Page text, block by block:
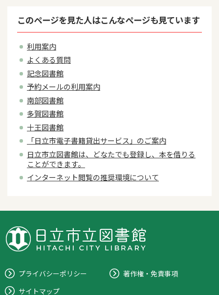
このページを見た人はこんなページも見ています
利用案内
よくある質問
記念図書館
予約メールの利用案内
南部図書館
多賀図書館
十王図書館
「日立市電子書籍貸出サービス」のご案内
日立市立図書館は、どなたでも登録し、本を借りる
ことができます。
インターネット閲覧の推奨環境について
プライバシーポリシー
著作権・免責事項
サイトマップ